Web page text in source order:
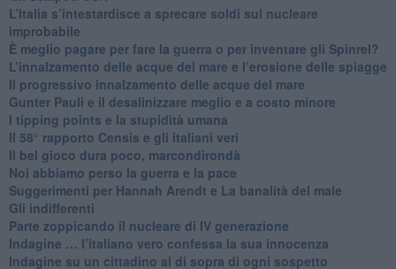
L’Italia s’intestardisce a sprecare soldi sul nucleare
improbabile
È meglio pagare per fare la guerra o per inventare gli Spinrel?
​L’innalzamento delle acque del mare e l’erosione delle spiagge
​Il progressivo innalzamento delle acque del mare
​Gunter Pauli e il desalinizzare meglio e a costo minore
I tipping points e la stupidità umana
​Il 58° rapporto Censis e gli italiani veri
​Il bel gioco dura poco, marcondirondà
Noi abbiamo perso la guerra e la pace
Suggerimenti per Hannah Arendt e La banalità del male
​Gli indifferenti
Parte zoppicando il nucleare di IV generazione
​Indagine … l’italiano vero confessa la sua innocenza
Indagine su un cittadino al di sopra di ogni sospetto